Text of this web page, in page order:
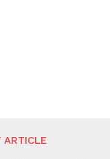
ARTICLE